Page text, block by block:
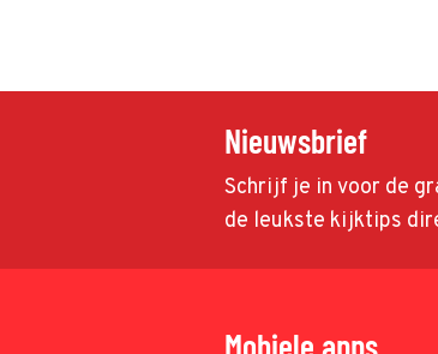
Nieuwsbrief
Schrijf je in voor de
de leukste kijktips
Mobiele apps